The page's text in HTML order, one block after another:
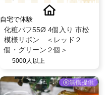
自宅で体験
化粧パフ55Ø 4個入り 市松
模様リボン ＜レッド２
個・グリーン２個＞
5000人以上
無償提供